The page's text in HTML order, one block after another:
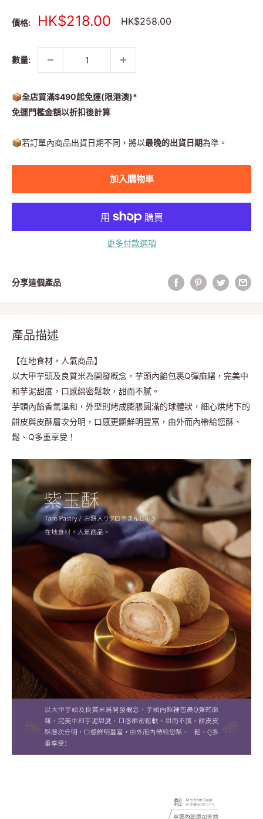
價格:
銷
價
格
HK$218.00
正
格
HK$258.00
數量:
📦全店買滿$490起免運(限港澳)*
免運門檻金額以折扣後計算
📦若訂單內商品出貨日期不同，將以最晚的出貨日期為準。
加入購物車
更多付款選項
分享這個產品
產品描述
【在地食材，人氣商品】
以大甲芋頭及良質米為開發概念，芋頭內餡包裹Q彈麻糬，完美中
和芋泥甜度，口感綿密鬆軟，甜而不膩。
芋頭內餡香氣溫和，外型則烤成膨脹圓滿的球體狀，細心烘烤下的
餅皮與皮酥層次分明，口感更顯鮮明豐富，由外而內帶給您酥、
鬆、Q多重享受！